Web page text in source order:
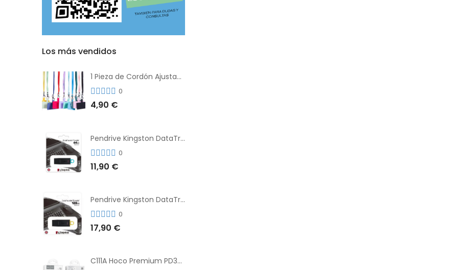
Los más vendidos
1 Pieza de Cordón Ajustable Universal Para el Teléfono Con Clip Antipérdida
0
4,90 €
Pendrive Kingston DataTraveler® Exodia™ 64GB 3.2'
0
11,90 €
Pendrive Kingston DataTraveler® Exodia™ 128GB 3.2´
0
17,90 €
C111A Hoco Premium PD30W Adaptador de Carga Rápida Puerto Dual USB+Tipo C + Cable